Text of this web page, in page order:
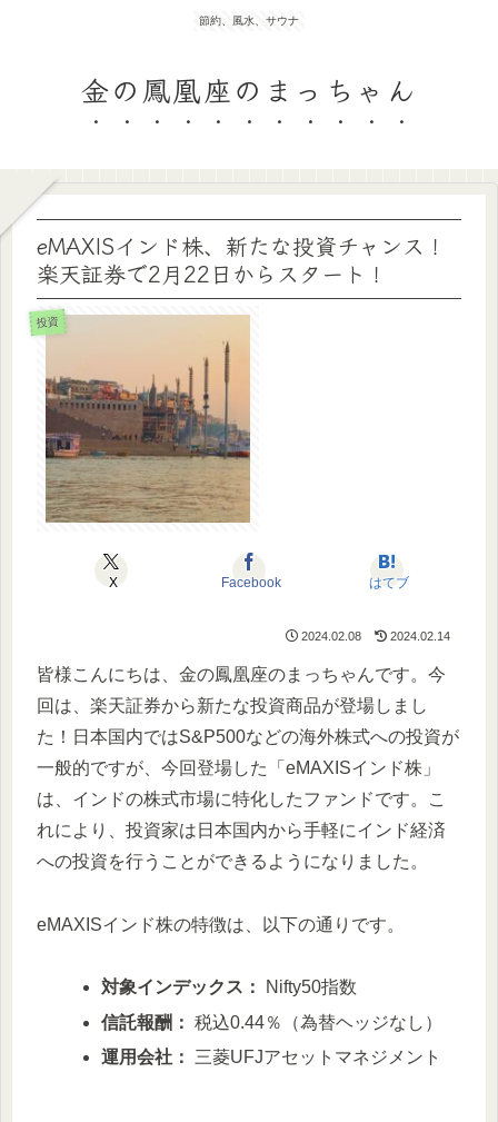
節約、風水、サウナ
金の鳳凰座のまっちゃん
eMAXISインド株、新たな投資チャンス！
楽天証券で2月22日からスタート！
投資
X Facebook はてブ
2024.02.08 2024.02.14
皆様こんにちは、金の鳳凰座のまっちゃんです。今
回は、楽天証券から新たな投資商品が登場しまし
た！日本国内ではS&P500などの海外株式への投資が
一般的ですが、今回登場した「eMAXISインド株」
は、インドの株式市場に特化したファンドです。こ
れにより、投資家は日本国内から手軽にインド経済
への投資を行うことができるようになりました。
eMAXISインド株の特徴は、以下の通りです。
対象インデックス：
Nifty50指数
信託報酬： 税込0.44％（為替ヘッジなし）
運用会社：
三菱UFJアセットマネジメント